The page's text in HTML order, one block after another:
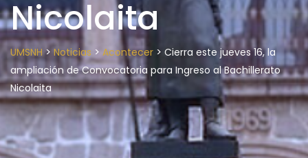
Nicolaita
UMSNH> Noticias > Acontecer > Cierra este jueves 16, la
ampliación de Convocatoria para Ingreso al Bachillerato
Nicolaita